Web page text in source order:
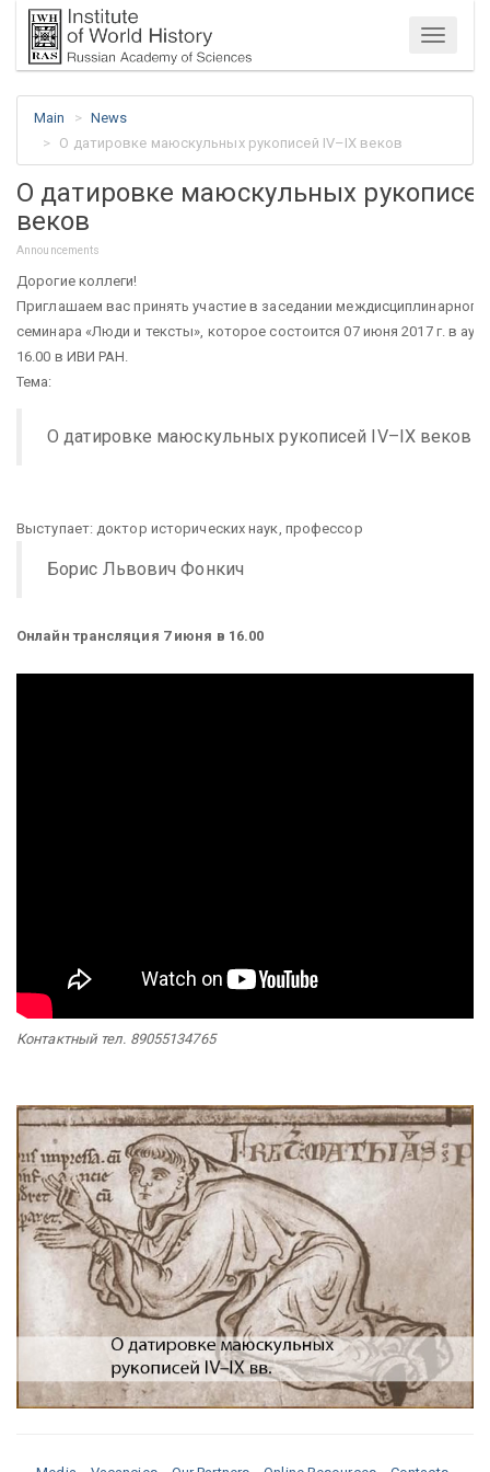
Menu
Main
News
О датировке маюскульных рукописей IV–IX веков
О датировке маюскульных
веков
Announcements
Дорогие коллеги!
Приглашаем вас принять участие в заседании междисциплинарного
семинара «Люди и тексты», которое состоится 07 июня 2017 г. в
16.00 в ИВИ РАН.
Тема:
О датировке маюскульных рукописей IV–IX веков
Выступает: доктор исторических наук, профессор
Борис Львович Фонкич
Онлайн трансляция 7 июня в 16.00
Контактный тел. 89055134765